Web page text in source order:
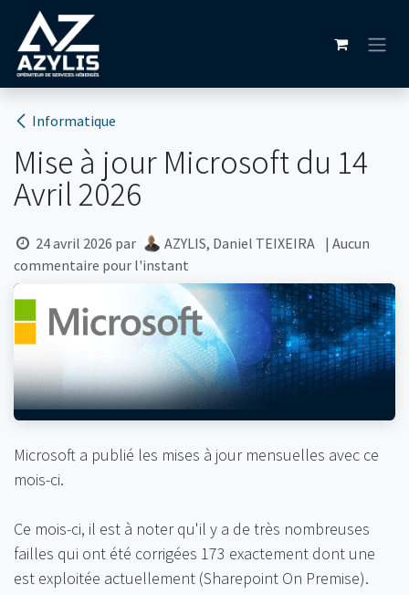
Se rendre au contenu
Informatique
Mise à jour Microsoft du 14
Avril 2026
24 avril 2026 par AZYLIS, Daniel TEIXEIRA
| Aucun
commentaire pour l'instant
Microsoft a publié les mises à jour mensuelles avec ce
mois-ci.
Ce mois-ci, il est à noter qu'il y a de très nombreuses
failles qui ont été corrigées 173 exactement dont une
est exploitée actuellement (Sharepoint On Premise).